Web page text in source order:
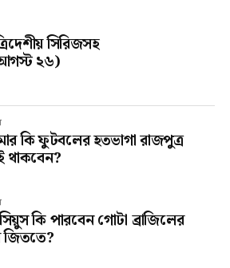
সিরিজসহ
২৬)
কি ফুটবলের হতভাগা রাজপুত্র
থাকবেন?
কি পারবেন গোটা ব্রাজিলের